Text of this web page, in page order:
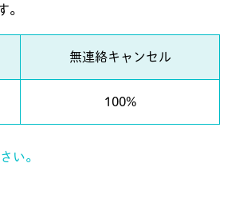
。
無連絡キャンセル
100%
い。